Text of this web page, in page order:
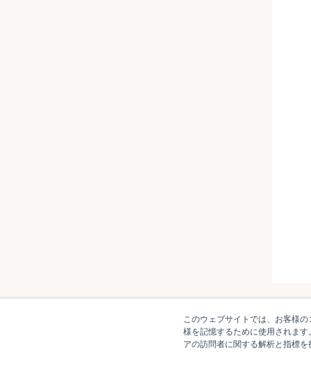
このウェブサイトでは、お客様
様を記憶するために使用されま
アの訪問者に関する解析と指標